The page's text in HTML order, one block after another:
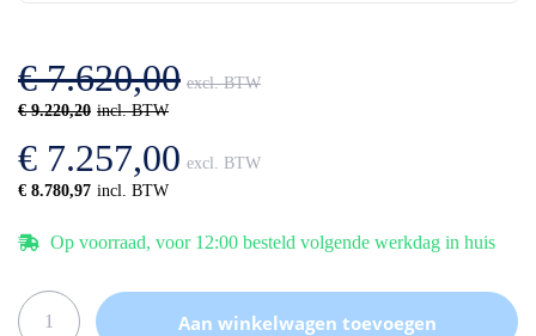
gallerij
€ 9.220,20
€ 7.620,00
€ 8.780,97
€ 7.257,00
Op voorraad, voor 12:00 besteld volgende werkdag in huis
Aan winkelwagen toevoegen